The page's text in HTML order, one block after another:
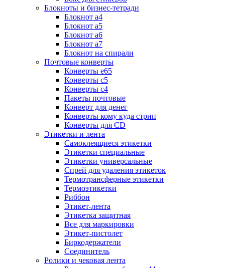
Блокноты и бизнес-тетради
Блокнот а4
Блокнот а5
Блокнот а6
Блокнот а7
Блокнот на спирали
Почтовые конверты
Конверты е65
Конверты с5
Конверты с4
Пакеты почтовые
Конверт для денег
Конверты кому куда стрип
Конверты для CD
Этикетки и лента
Самоклеящиеся этикетки
Этикетки специальные
Этикетки универсальные
Спрей для удаления этикеток
Термотрансферные этикетки
Термоэтикетки
Риббон
Этикет-лента
Этикетка защитная
Все для маркировки
Этикет-пистолет
Биркодержатели
Соединитель
Ролики и чековая лента